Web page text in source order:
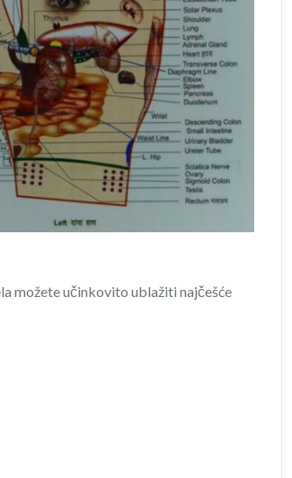
možete učinkovito ublažiti najčešće